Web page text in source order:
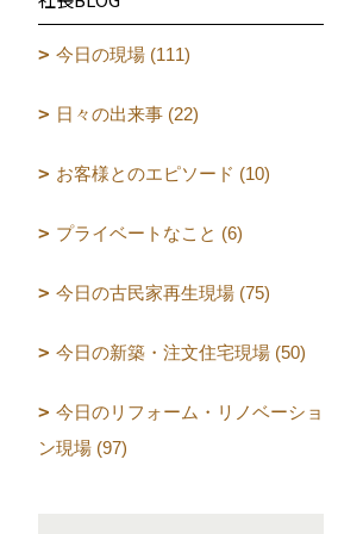
今日の現場 (111)
日々の出来事 (22)
お客様とのエピソード (10)
プライベートなこと (6)
今日の古民家再生現場 (75)
今日の新築・注文住宅現場 (50)
今日のリフォーム・リノベーショ
ン現場 (97)